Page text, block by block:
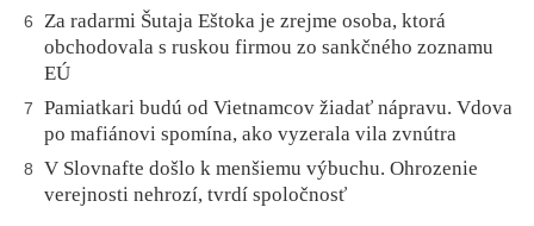
6
Za radarmi Šutaja Eštoka je zrejme osoba, ktorá
obchodovala s ruskou firmou zo sankčného zoznamu
EÚ
7
Pamiatkari budú od Vietnamcov žiadať nápravu. Vdova
po mafiánovi spomína, ako vyzerala vila zvnútra
8
V Slovnafte došlo k menšiemu výbuchu. Ohrozenie
verejnosti nehrozí, tvrdí spoločnosť